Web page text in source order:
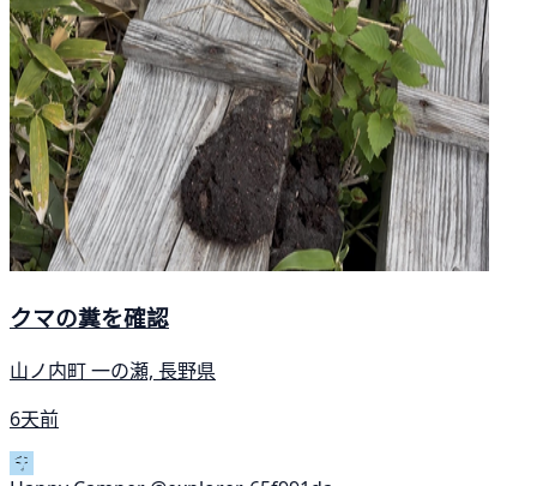
クマの糞を確認
山ノ内町 一の瀬, 長野県
6天前